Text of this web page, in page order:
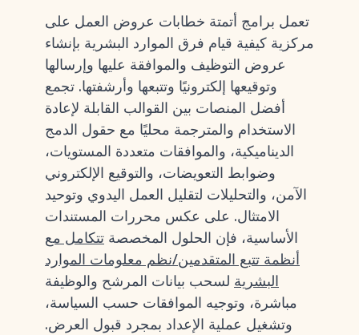
تعمل برامج أتمتة خطابات عروض العمل على
مركزية كيفية قيام فرق الموارد البشرية بإنشاء
عروض التوظيف والموافقة عليها وإرسالها
وتوقيعها إلكترونيًا وتتبعها وأرشفتها. تجمع
أفضل المنصات بين القوالب القابلة لإعادة
الاستخدام والمترجمة محليًا مع حقول الدمج
الديناميكية، والموافقات متعددة المستويات،
وضوابط التعويضات، والتوقيع الإلكتروني
الآمن، والتحليلات لتقليل العمل اليدوي وتوحيد
الامتثال. على عكس محررات المستندات
الأساسية، فإن الحلول المخصصة تتكامل مع
أنظمة تتبع المتقدمين/نظم معلومات الموارد
البشرية لسحب بيانات المرشح والوظيفة
مباشرة، وتوجيه الموافقات حسب السياسة،
وتشغيل عملية الإعداد بمجرد قبول العرض.